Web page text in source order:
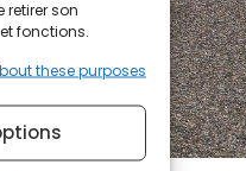
retirer son
fonctions.
these purposes